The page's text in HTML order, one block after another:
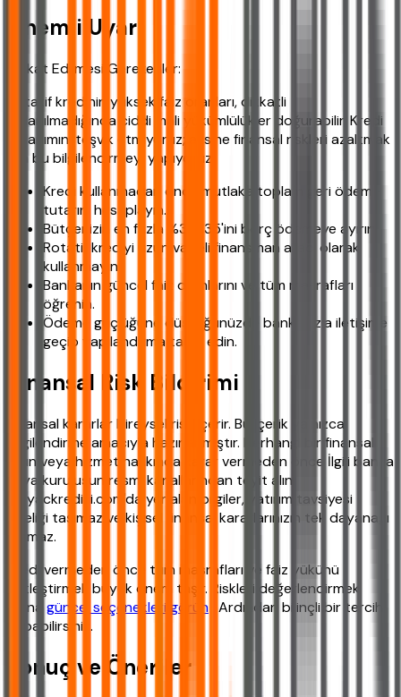
Önemli Uyarı
Dikkat Edilmesi Gerekenler:
Rotatif kredinin yüksek faiz oranları, dikkatli
kullanılmadığında ciddi mali yükümlülükler doğurabilir. Kredi
kullanımını teşvik etmiyoruz; aksine finansal riskleri azaltmak
için bu bilgilendirmeyi yapıyoruz.
Kredi kullanmadan önce mutlaka toplam geri ödeme
tutarını hesaplayın.
Bütçenizin en fazla %30-35'ini borç ödemeye ayırın.
Rotatif krediyi uzun vadeli finansman aracı olarak
kullanmayın.
Bankanın güncel faiz oranlarını ve tüm masrafları
öğrenin.
Ödeme güçlüğüne düştüğünüzde bankanızla iletişime
geçip yapılandırma talep edin.
Finansal Risk Bildirimi
Finansal kararlar bireysel risk içerir. Bu içerik yalnızca
bilgilendirme amacıyla hazırlanmıştır. Herhangi bir finansal
ürün veya hizmet hakkında karar vermeden önce İlgili banka
veya kuruluşun resmi kanallarından teyit alın.
ihtiyackredisi.com'da yer alan bilgiler, yatırım tavsiyesi
niteliği taşımaz ve kişisel finansal kararlarınızın tek dayanağı
olamaz.
Kredi vermeden önce tüm masrafları ve faiz yükünü
netleştirmek büyük önem taşır. Riskleri değerlendirmek
adına güncel seçenekleri görün . Ardından bilinçli bir tercih
yapabilirsiniz.
Sonuç ve Öneriler